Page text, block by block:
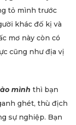
tỏ mình trước
khác đố kị và
mơ này còn có
cũng như địa vị
mình thì bạn
ghét, thù địch
sự nghiệp. Bạn